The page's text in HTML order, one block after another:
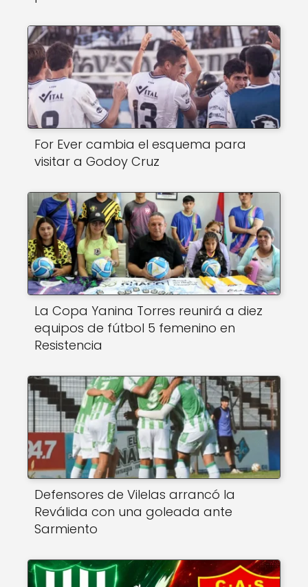
For Ever cambia el esquema para
visitar a Godoy Cruz
La Copa Yanina Torres reunirá a diez
equipos de fútbol 5 femenino en
Resistencia
Defensores de Vilelas arrancó la
Reválida con una goleada ante
Sarmiento